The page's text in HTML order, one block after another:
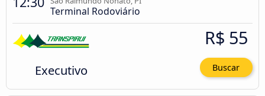
Terminal Rodoviário
Executivo
R$ 55
Buscar